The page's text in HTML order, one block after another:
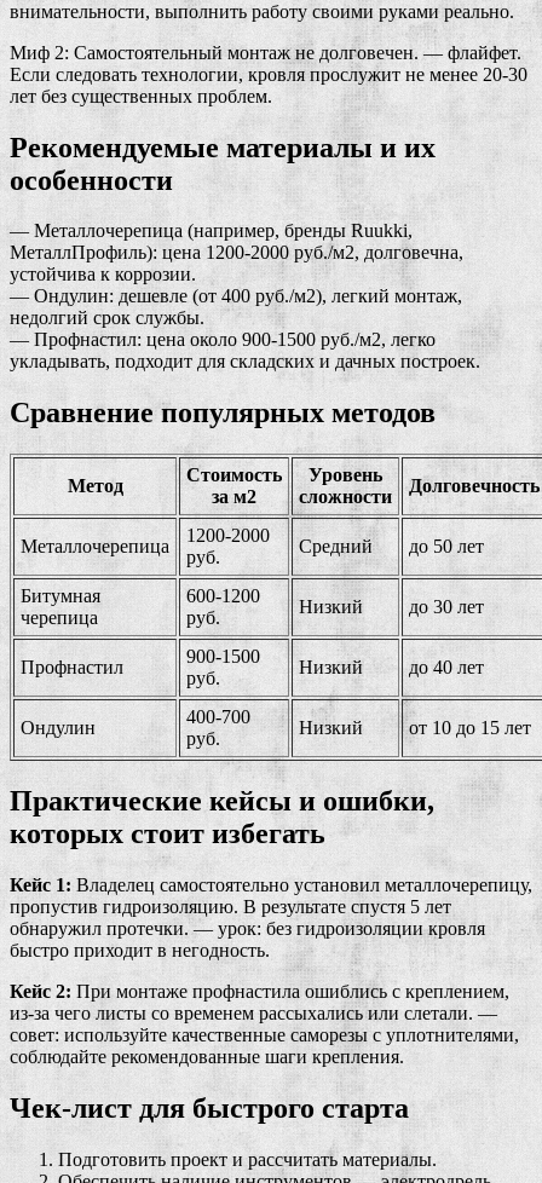
внимательности, выполнить работу своими руками реально.
Миф 2: Самостоятельный монтаж не долговечен. — флайфет.
Если следовать технологии, кровля прослужит не менее 20-30
лет без существенных проблем.
Рекомендуемые материалы и их
особенности
— Металлочерепица (например, бренды Ruukki,
МеталлПрофиль): цена 1200-2000 руб./м2, долговечна,
устойчива к коррозии.
— Ондулин: дешевле (от 400 руб./м2), легкий монтаж,
недолгий срок службы.
— Профнастил: цена около 900-1500 руб./м2, легко
укладывать, подходит для складских и дачных построек.
Сравнение популярных методов
Метод
Стоимость
за м2
Уровень
сложности
Долговечность
Металлочерепица
1200-2000
руб.
Средний до 50 лет
Битумная
черепица
600-1200
руб.
Низкий до 30 лет
Профнастил
900-1500
руб.
Низкий до 40 лет
Ондулин
400-700
руб.
Низкий от 10 до 15 лет
Практические кейсы и ошибки,
которых стоит избегать
Кейс 1:Владелец самостоятельно установил металлочерепицу,
пропустив гидроизоляцию. В результате спустя 5 лет
обнаружил протечки. — урок: без гидроизоляции кровля
быстро приходит в негодность.
Кейс 2: При монтаже профнастила ошиблись с креплением,
из-за чего листы со временем рассыхались или слетали. —
совет: используйте качественные саморезы с уплотнителями,
соблюдайте рекомендованные шаги крепления.
Чек-лист для быстрого старта
Подготовить проект и рассчитать материалы.